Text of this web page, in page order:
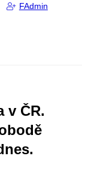
FAdmin
v ČR.